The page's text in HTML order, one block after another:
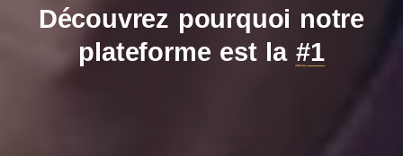
Découvrez pourquoi notre
plateforme est la #1